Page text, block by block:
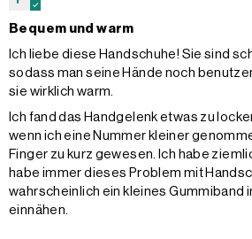
Bequem und warm
Ich liebe diese Handschuhe! Sie sind
sodass man seine Hände noch
sie wirklich warm.
Ich fand das Handgelenk etwas zu
wenn ich eine Nummer kleiner
Finger zu kurz gewesen. Ich habe
habe immer dieses Problem mit
wahrscheinlich ein kleines Gummiband
einnähen.